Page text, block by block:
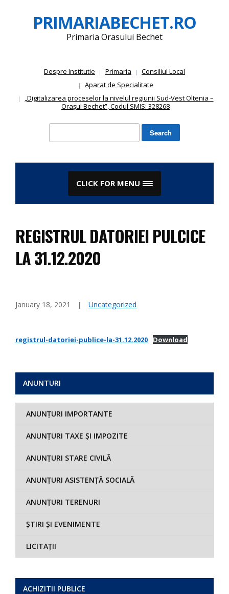
to
content
PRIMARIABECHET.RO
Primaria Orasului Bechet
Despre Institutie Primaria
Consiliul Local
Aparat de Specialitate
„Digitalizarea proceselor la nivelul regiunii Sud-Vest Oltenia –
Orașul Bechet”, Codul SMIS: 328268
CLICK FOR MENU
REGISTRUL DATORIEI PULCICE
LA 31.12.2020
January 18, 2021 Uncategorized
registrul-datoriei-publice-la-31.12.2020 Download
ANUNTURI
ANUNȚURI IMPORTANTE
ANUNȚURI TAXE ȘI IMPOZITE
ANUNȚURI STARE CIVILĂ
ANUNȚURI ASISTENȚĂ SOCIALĂ
ANUNȚURI TERENURI
ȘTIRI ȘI EVENIMENTE
LICITAȚII
ACHIZITII PUBLICE